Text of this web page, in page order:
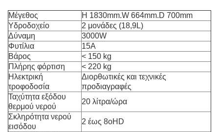
Μέγεθος
H 1830mm.W 664mm.D 700mm
Υδροδοχείο
2 μονάδες (18,9L)
Δύναμη
3000W
Φυτίλια
15Α
Βάρος
< 150 kg
Πλήρης φόρτιση
< 220 kg
Ηλεκτρική
τροφοδοσία
Διορθωτικές και τεχνικές
προδιαγραφές
Ταχύτητα εξόδου
θερμού νερού
20 λίτρα/ώρα
Σκληρότητα νερού
εισόδου
2 έως 8oHD